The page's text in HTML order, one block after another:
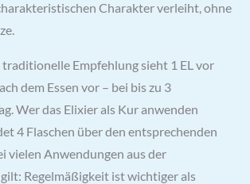
Charakter verleiht, ohne
traditionelle Empfehlung sieht 1 EL vor
dem Essen vor – bei bis zu 3
Wer das Elixier als Kur anwenden
4 Flaschen über den entsprechenden
vielen Anwendungen aus der
Regelmäßigkeit ist wichtiger als